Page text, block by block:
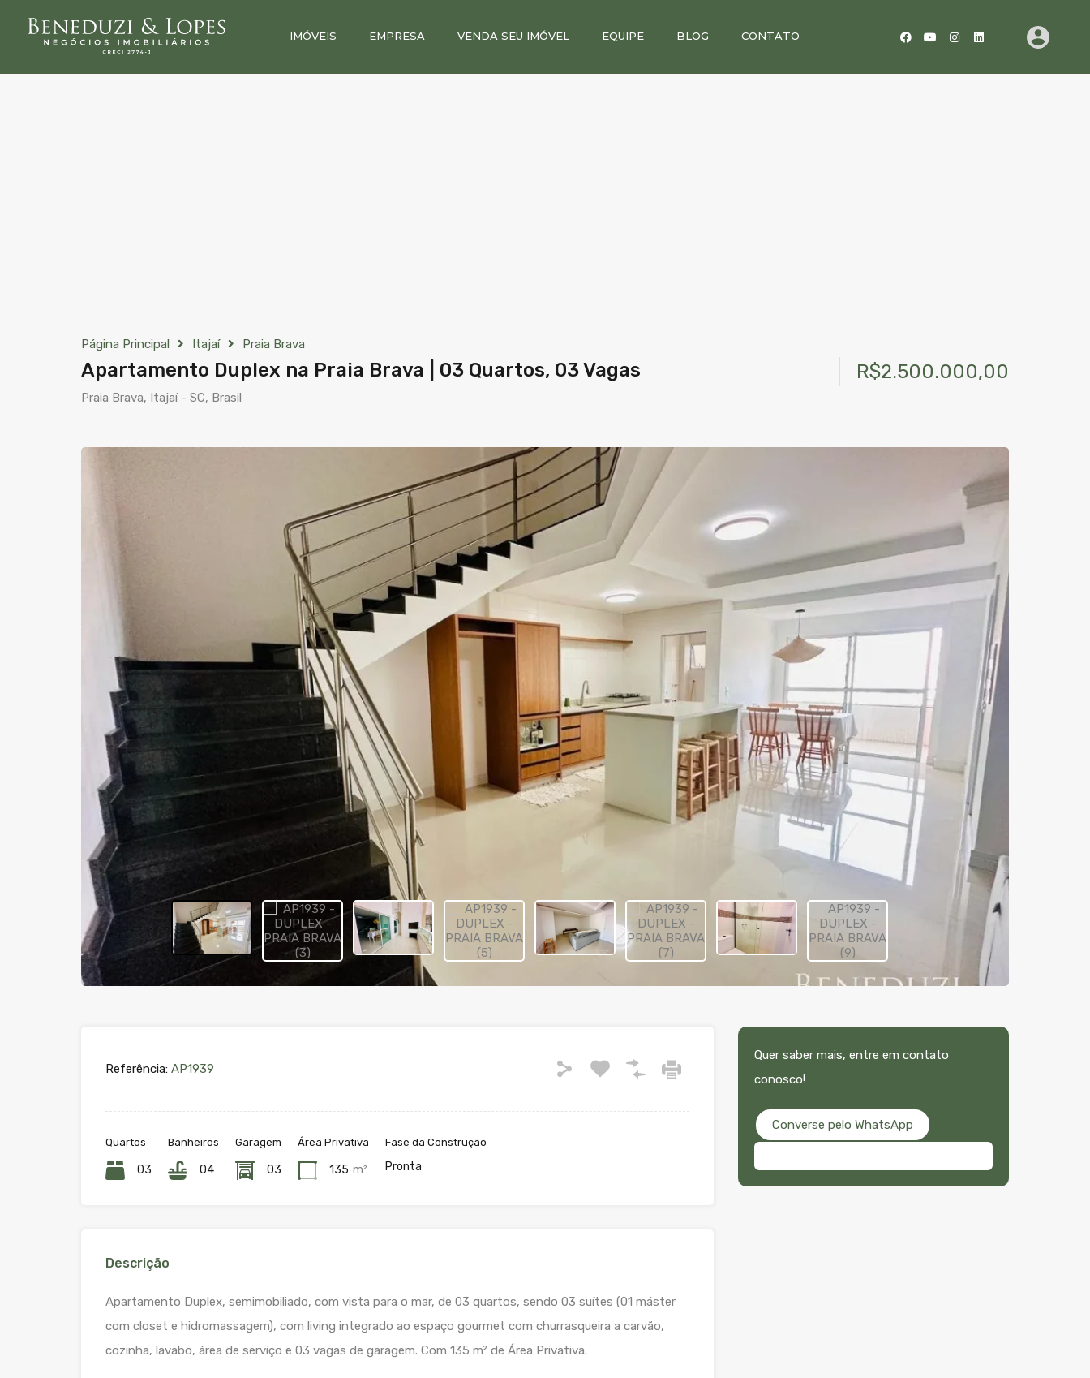
IMÓVEIS EMPRESA VENDA SEU IMÓVEL EQUIPE BLOG CONTATO
Página Principal Itajaí Praia Brava
Apartamento Duplex na Praia Brava | 03 Quartos, 03 Vagas
Praia Brava, Itajaí - SC, Brasil
R$2.500.000,00
Referência: AP1939
Quartos
03
Banheiros
04
Garagem
03
Área Privativa
135 m²
Fase da Construção
Pronta
Descrição
Apartamento Duplex, semimobiliado, com vista para o mar, de 03 quartos, sendo 03 suítes (01 máster
com closet e hidromassagem), com living integrado ao espaço gourmet com churrasqueira a carvão,
cozinha, lavabo, área de serviço e 03 vagas de garagem. Com 135 m² de Área Privativa.
Quer saber mais, entre em contato
conosco!
Converse pelo WhatsApp